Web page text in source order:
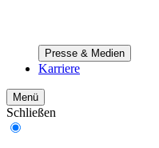
Presse & Medien
Karriere
Menü
Schließen